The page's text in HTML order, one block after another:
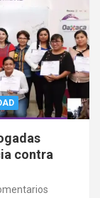
contra